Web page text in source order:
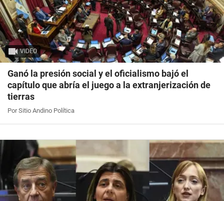
VIDEO
Ganó la presión social y el oficialismo bajó el
capítulo que abría el juego a la extranjerización de
tierras
Por Sitio Andino Política